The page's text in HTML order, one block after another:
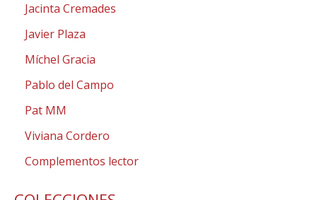
Jacinta Cremades
Javier Plaza
Míchel Gracia
Pablo del Campo
Pat MM
Viviana Cordero
Complementos lector